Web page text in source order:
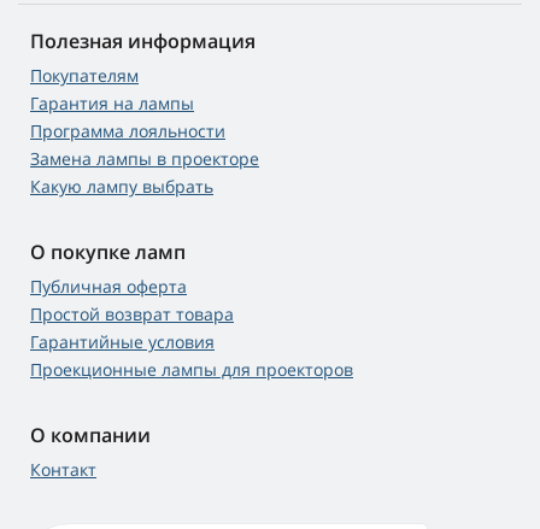
Полезная информация
Покупателям
Гарантия на лампы
Программа лояльности
Замена лампы в проекторе
Какую лампу выбрать
О покупке ламп
Публичная оферта
Простой возврат товара
Гарантийные условия
Проекционные лампы для проекторов
О компании
Контакт